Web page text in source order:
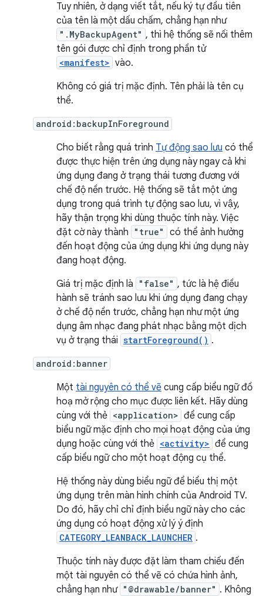
Tuy nhiên, ở dạng viết tắt, nếu ký tự đầu tiên
của tên là một dấu chấm, chẳng hạn như
".MyBackupAgent" , thì hệ thống sẽ nối thêm
tên gói được chỉ định trong phần tử
<manifest> vào.
Không có giá trị mặc định. Tên phải là tên cụ
thể.
android:backupInForeground
Cho biết rằng quá trình Tự động sao lưu có thể
được thực hiện trên ứng dụng này ngay cả khi
ứng dụng đang ở trạng thái tương đương với
chế độ nền trước. Hệ thống sẽ tắt một ứng
dụng trong quá trình tự động sao lưu, vì vậy,
hãy thận trọng khi dùng thuộc tính này. Việc
đặt cờ này thành
"true"
có thể ảnh hưởng
đến hoạt động của ứng dụng khi ứng dụng này
đang hoạt động.
Giá trị mặc định là
"false" , tức là hệ điều
hành sẽ tránh sao lưu khi ứng dụng đang chạy
ở chế độ nền trước, chẳng hạn như một ứng
dụng âm nhạc đang phát nhạc bằng một dịch
vụ ở trạng thái startForeground() .
android:banner
Một tài nguyên có thể vẽ cung cấp biểu ngữ đồ
hoạ mở rộng cho mục được liên kết. Hãy dùng
cùng với thẻ <application> để cung cấp
biểu ngữ mặc định cho mọi hoạt động của ứng
dụng hoặc cùng với thẻ <activity> để cung
cấp biểu ngữ cho một hoạt động cụ thể.
Hệ thống này dùng biểu ngữ để biểu thị một
ứng dụng trên màn hình chính của Android TV.
Do đó, hãy chỉ chỉ định biểu ngữ này cho các
ứng dụng có hoạt động xử lý ý định
CATEGORY_LEANBACK_LAUNCHER .
Thuộc tính này được đặt làm tham chiếu đến
một tài nguyên có thể vẽ có chứa hình ảnh,
chẳng hạn như "@drawable/banner" . Không